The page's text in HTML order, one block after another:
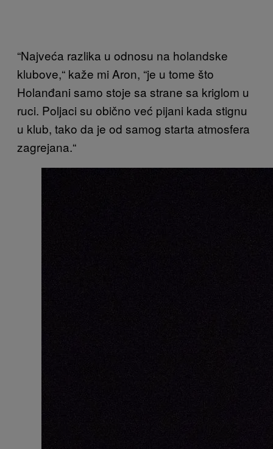
“Najveća razlika u odnosu na holandske
klubove,“ kaže mi Aron, “je u tome što
Holanđani samo stoje sa strane sa kriglom u
ruci. Poljaci su obično već pijani kada stignu
u klub, tako da je od samog starta atmosfera
zagrejana.“